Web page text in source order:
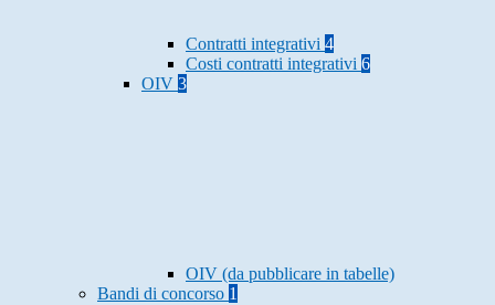
Contratti integrativi 4
Costi contratti integrativi 6
OIV 3
OIV (da pubblicare in tabelle)
Bandi di concorso 1